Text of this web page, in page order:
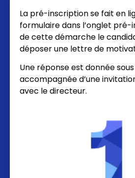
La pré-inscription se fait en
formulaire dans l’onglet pré-
de cette démarche le
déposer une lettre de
Une réponse est donnée
accompagnée d’une
avec le directeur.